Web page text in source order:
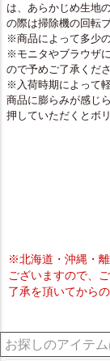
は、あらかじめ生地
の際は掃除機の回転
※商品によって多少
※モニタやブラウザ
ので予めご了承くださ
※入荷時期によって
商品に膨らみが感じ
押していただくとボ
※北海道・沖縄・
ございますので、
了承を頂いてから